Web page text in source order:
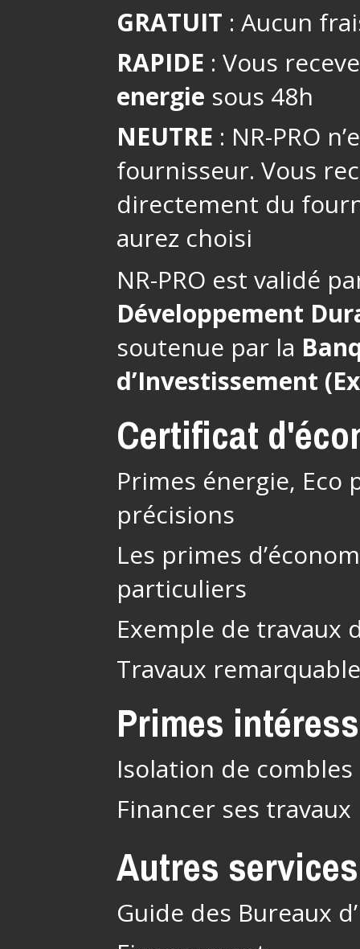
GRATUIT : Aucun
RAPIDE : Vous
energie sous 48h
NEUTRE : NR-PRO
fournisseur. Vous
directement du
aurez choisi
NR-PRO est validé
Développement
soutenue par la
d’Investissement
Certificat
Primes énergie, Eco
précisions
Les primes
particuliers
Exemple de travaux
Travaux
Primes
Isolation de
Financer ses travaux
Autres services
Guide des Bureaux